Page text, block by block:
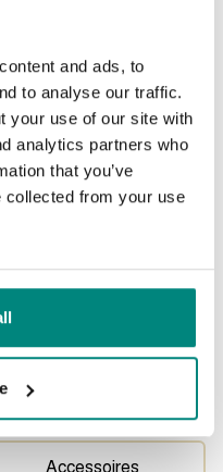
and ads, to
to analyse our traffic.
your use of our site with
analytics partners who
that you’ve
collected from your use
aan
Accessoires